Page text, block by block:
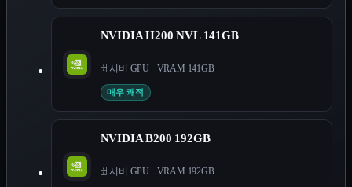
NVIDIA H200 NVL 141GB
🗄️ 서버 GPU · VRAM 141GB
매우 쾌적
NVIDIA B200 192GB
🗄️ 서버 GPU · VRAM 192GB